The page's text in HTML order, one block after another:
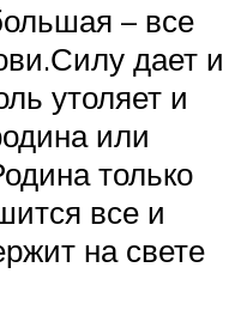
– все
дает и
утоляет и
или
только
все и
на свете